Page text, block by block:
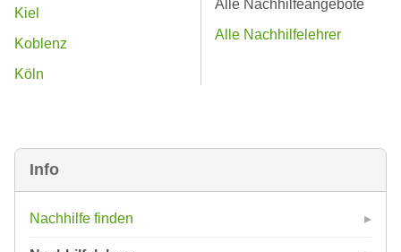
Info
Nachhilfe finden
Kiel
Koblenz
Köln
Alle Nachhilfeangebote
Alle Nachhilfelehrer